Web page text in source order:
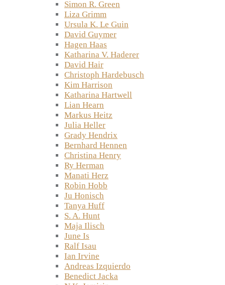
Simon R. Green
Liza Grimm
Ursula K. Le Guin
David Guymer
Hagen Haas
Katharina V. Haderer
David Hair
Christoph Hardebusch
Kim Harrison
Katharina Hartwell
Lian Hearn
Markus Heitz
Julia Heller
Grady Hendrix
Bernhard Hennen
Christina Henry
Ry Herman
Manati Herz
Robin Hobb
Ju Honisch
Tanya Huff
S. A. Hunt
Maja Ilisch
June Is
Ralf Isau
Ian Irvine
Andreas Izquierdo
Benedict Jacka